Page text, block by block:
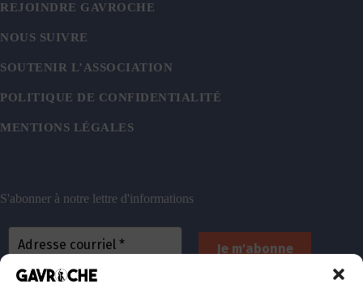
REJOINDRE GAVROCHE
NOUS SUIVRE
SOUTENIR L’ASSOCIATION
POLITIQUE DE CONFIDENTIALITÉ
MENTIONS LÉGALES
S'abonner à notre lettre d'informations